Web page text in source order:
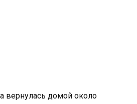
вернулась домой около